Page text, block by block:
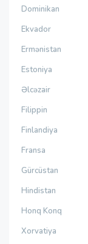
Dominikan
Ekvador
Ermənistan
Estoniya
Əlcəzair
Filippin
Finlandiya
Fransa
Gürcüstan
Hindistan
Honq Konq
Xorvatiya